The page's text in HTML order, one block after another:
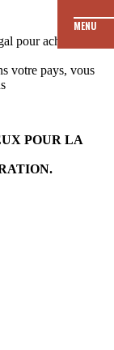
pour acheter et
votre pays, vous
POUR LA
MENU